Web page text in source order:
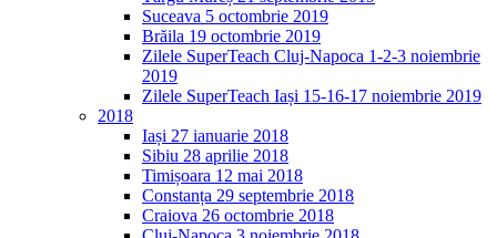
Suceava 5 octombrie 2019
Brăila 19 octombrie 2019
Zilele SuperTeach Cluj-Napoca 1-2-3 noiembrie
2019
Zilele SuperTeach Iași 15-16-17 noiembrie 2019
2018
Iași 27 ianuarie 2018
Sibiu 28 aprilie 2018
Timișoara 12 mai 2018
Constanța 29 septembrie 2018
Craiova 26 octombrie 2018